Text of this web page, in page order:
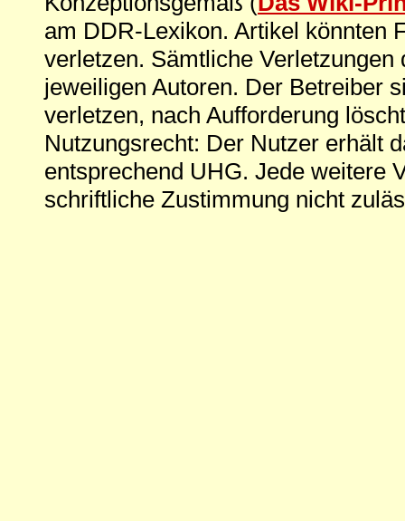
am DDR-Lexikon. Artikel könnten
verletzen. Sämtliche
jeweiligen Autoren. Der Betreiber
verletzen, nach Aufforderung
Nutzungsrecht: Der Nutzer erhält
entsprechend UHG. Jede weitere
schriftliche Zustimmung nicht